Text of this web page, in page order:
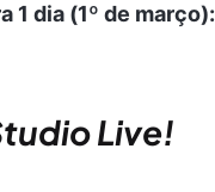
1 dia (1º de março):
Live!